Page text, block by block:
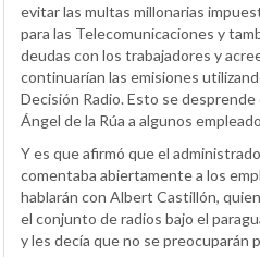
evitar las multas millonarias
para las Telecomunicaciones y
deudas con los trabajadores y
continuarían las emisiones
Decisión Radio. Esto se
Ángel de la Rúa a algunos
Y es que afirmó que el
comentaba abiertamente a los
hablarán con Albert Castillón,
el conjunto de radios bajo el
y les decía que no se preocuparán